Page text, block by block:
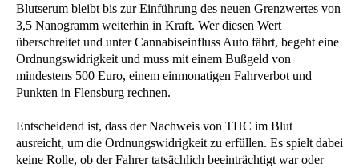
Blutserum bleibt bis zur Einführung des neuen Grenzwertes von
3,5 Nanogramm weiterhin in Kraft. Wer diesen Wert
überschreitet und unter Cannabiseinfluss Auto fährt, begeht eine
Ordnungswidrigkeit und muss mit einem Bußgeld von
mindestens 500 Euro, einem einmonatigen Fahrverbot und
Punkten in Flensburg rechnen.
Entscheidend ist, dass der Nachweis von THC im Blut
ausreicht, um die Ordnungswidrigkeit zu erfüllen. Es spielt dabei
keine Rolle, ob der Fahrer tatsächlich beeinträchtigt war oder